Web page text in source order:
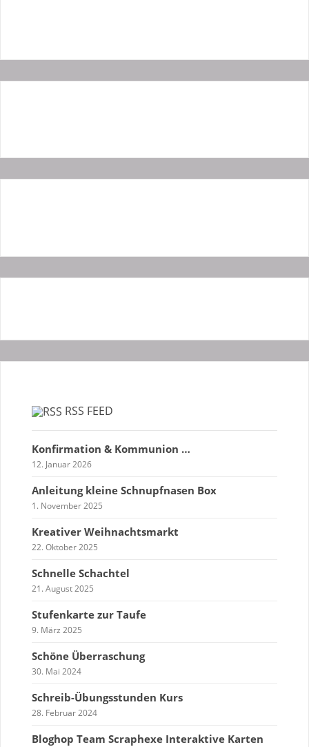
RSS FEED
Konfirmation & Kommunion …
12. Januar 2026
Anleitung kleine Schnupfnasen Box
1. November 2025
Kreativer Weihnachtsmarkt
22. Oktober 2025
Schnelle Schachtel
21. August 2025
Stufenkarte zur Taufe
9. März 2025
Schöne Überraschung
30. Mai 2024
Schreib-Übungsstunden Kurs
28. Februar 2024
Bloghop Team Scraphexe Interaktive Karten